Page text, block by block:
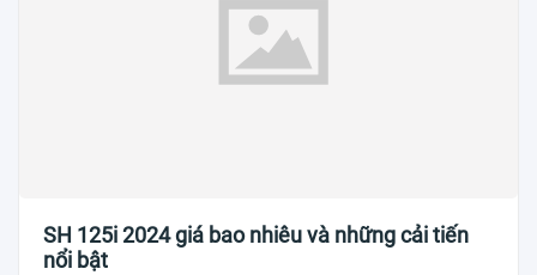
SH 125i 2024 giá bao nhiêu và những cải tiến
nổi bật